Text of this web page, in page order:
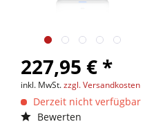
227,95 € *
inkl. MwSt.zzgl. Versandkosten
Derzeit nicht verfügbar
Bewerten